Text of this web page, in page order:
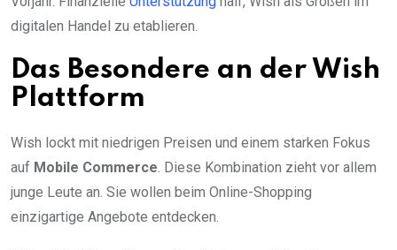
digitalen Handel zu etablieren.
Das Besondere an der Wish
Plattform
Wish lockt mit niedrigen Preisen und einem starken Fokus
auf Mobile Commerce. Diese Kombination zieht vor allem
junge Leute an. Sie wollen beim Online-Shopping
einzigartige Angebote entdecken.